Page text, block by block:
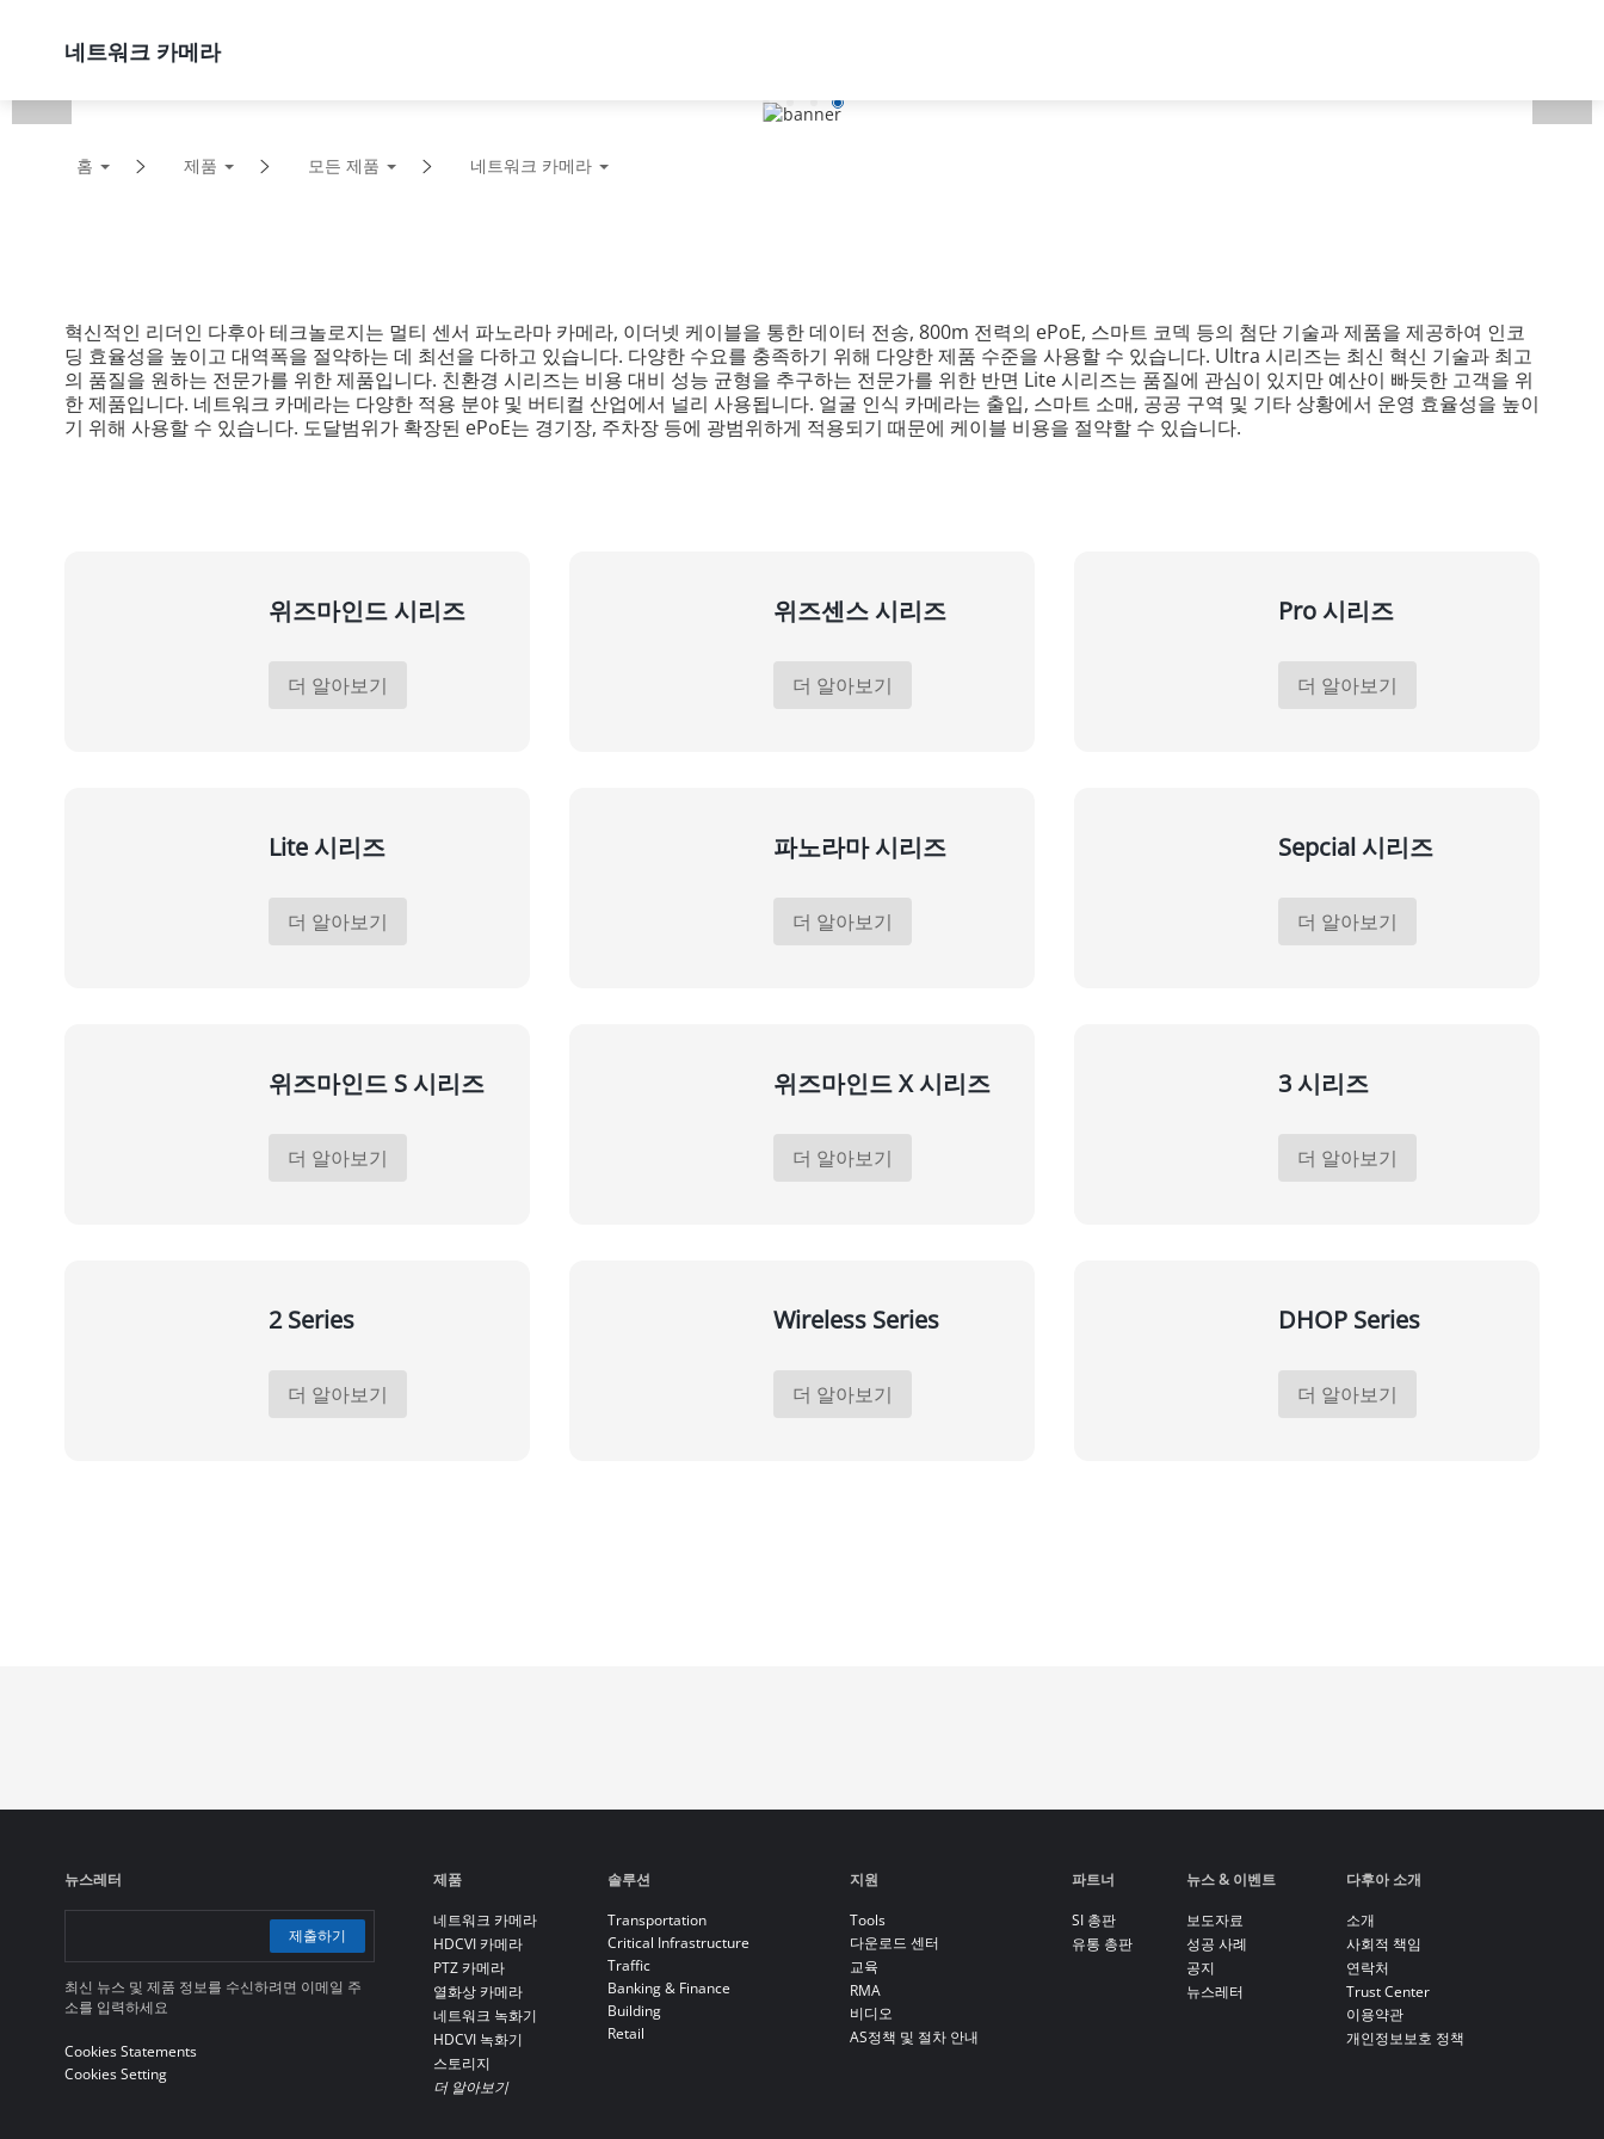
제품
홈 제품 모든 제품 네트워크 카메라
네트워크 카메라
혁신적인 리더인 다후아 테크놀로지는 멀티 센서 파노라마 카메라, 이더넷 케이블을 통한 데이터 전송, 800m 전력의 ePoE, 스마트 코덱 등의 첨단 기술과 제품을 제공하여 인코
딩 효율성을 높이고 대역폭을 절약하는 데 최선을 다하고 있습니다. 다양한 수요를 충족하기 위해 다양한 제품 수준을 사용할 수 있습니다. Ultra 시리즈는 최신 혁신 기술과 최고
의 품질을 원하는 전문가를 위한 제품입니다. 친환경 시리즈는 비용 대비 성능 균형을 추구하는 전문가를 위한 반면 Lite 시리즈는 품질에 관심이 있지만 예산이 빠듯한 고객을 위
한 제품입니다. 네트워크 카메라는 다양한 적용 분야 및 버티컬 산업에서 널리 사용됩니다. 얼굴 인식 카메라는 출입, 스마트 소매, 공공 구역 및 기타 상황에서 운영 효율성을 높이
기 위해 사용할 수 있습니다. 도달범위가 확장된 ePoE는 경기장, 주차장 등에 광범위하게 적용되기 때문에 케이블 비용을 절약할 수 있습니다.
위즈마인드 시리즈
더 알아보기
위즈센스 시리즈
더 알아보기
Pro 시리즈
더 알아보기
Lite 시리즈
더 알아보기
파노라마 시리즈
더 알아보기
Sepcial 시리즈
더 알아보기
위즈마인드 S 시리즈
더 알아보기
위즈마인드 X 시리즈
더 알아보기
3 시리즈
더 알아보기
2 Series
더 알아보기
Wireless Series
더 알아보기
DHOP Series
더 알아보기
뉴스레터
제출하기
최신 뉴스 및 제품 정보를 수신하려면 이메일 주
소를 입력하세요
Cookies Statements
Cookies Setting
제품
네트워크 카메라
HDCVI 카메라
PTZ 카메라
열화상 카메라
네트워크 녹화기
HDCVI 녹화기
스토리지
더 알아보기
솔루션
Transportation
Critical Infrastructure
Traffic
Banking & Finance
Building
Retail
지원
Tools
다운로드 센터
교육
RMA
비디오
AS정책 및 절차 안내
파트너
SI 총판
유통 총판
뉴스 & 이벤트
보도자료
성공 사례
공지
뉴스레터
다후아 소개
소개
사회적 책임
연락처
Trust Center
이용약관
개인정보보호 정책